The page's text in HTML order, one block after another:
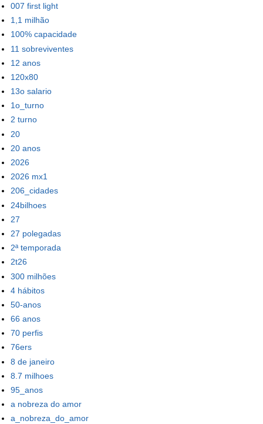
007 first light
1,1 milhão
100% capacidade
11 sobreviventes
12 anos
120x80
13o salario
1o_turno
2 turno
20
20 anos
2026
2026 mx1
206_cidades
24bilhoes
27
27 polegadas
2ª temporada
2t26
300 milhões
4 hábitos
50-anos
66 anos
70 perfis
76ers
8 de janeiro
8.7 milhoes
95_anos
a nobreza do amor
a_nobreza_do_amor